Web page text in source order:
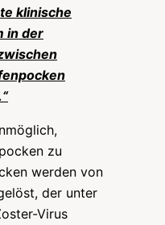
klinische
in der
zu
werden von
der unter
Virus